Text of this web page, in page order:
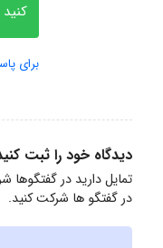
کنید
برای
دیدگاه خود را ثبت
تمایل دارید در گفتگوها
در گفتگو ها شرکت کنید.